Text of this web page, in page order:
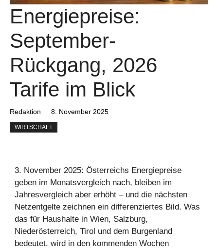
Energiepreise:
September-
Rückgang, 2026
Tarife im Blick
Redaktion 8. November 2025
WIRTSCHAFT
3. November 2025: Österreichs Energiepreise
geben im Monatsvergleich nach, bleiben im
Jahresvergleich aber erhöht – und die nächsten
Netzentgelte zeichnen ein differenziertes Bild. Was
das für Haushalte in Wien, Salzburg,
Niederösterreich, Tirol und dem Burgenland
bedeutet, wird in den kommenden Wochen